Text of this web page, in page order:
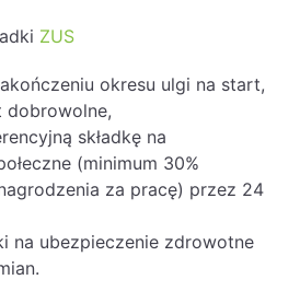
ZUS
okresu ulgi na start,
dobrowolne,
składkę na
(minimum 30%
za pracę) przez 24
na ubezpieczenie zdrowotne